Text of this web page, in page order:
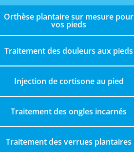
Orthèse plantaire sur mesure pour
vos pieds
Traitement des douleurs aux pieds
Injection de cortisone au pied
Traitement des ongles incarnés
Traitement des verrues plantaires